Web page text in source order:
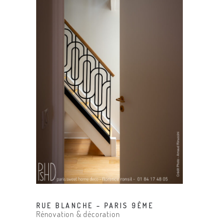
RUE BLANCHE – PARIS 9ÈME
Rénovation & décoration